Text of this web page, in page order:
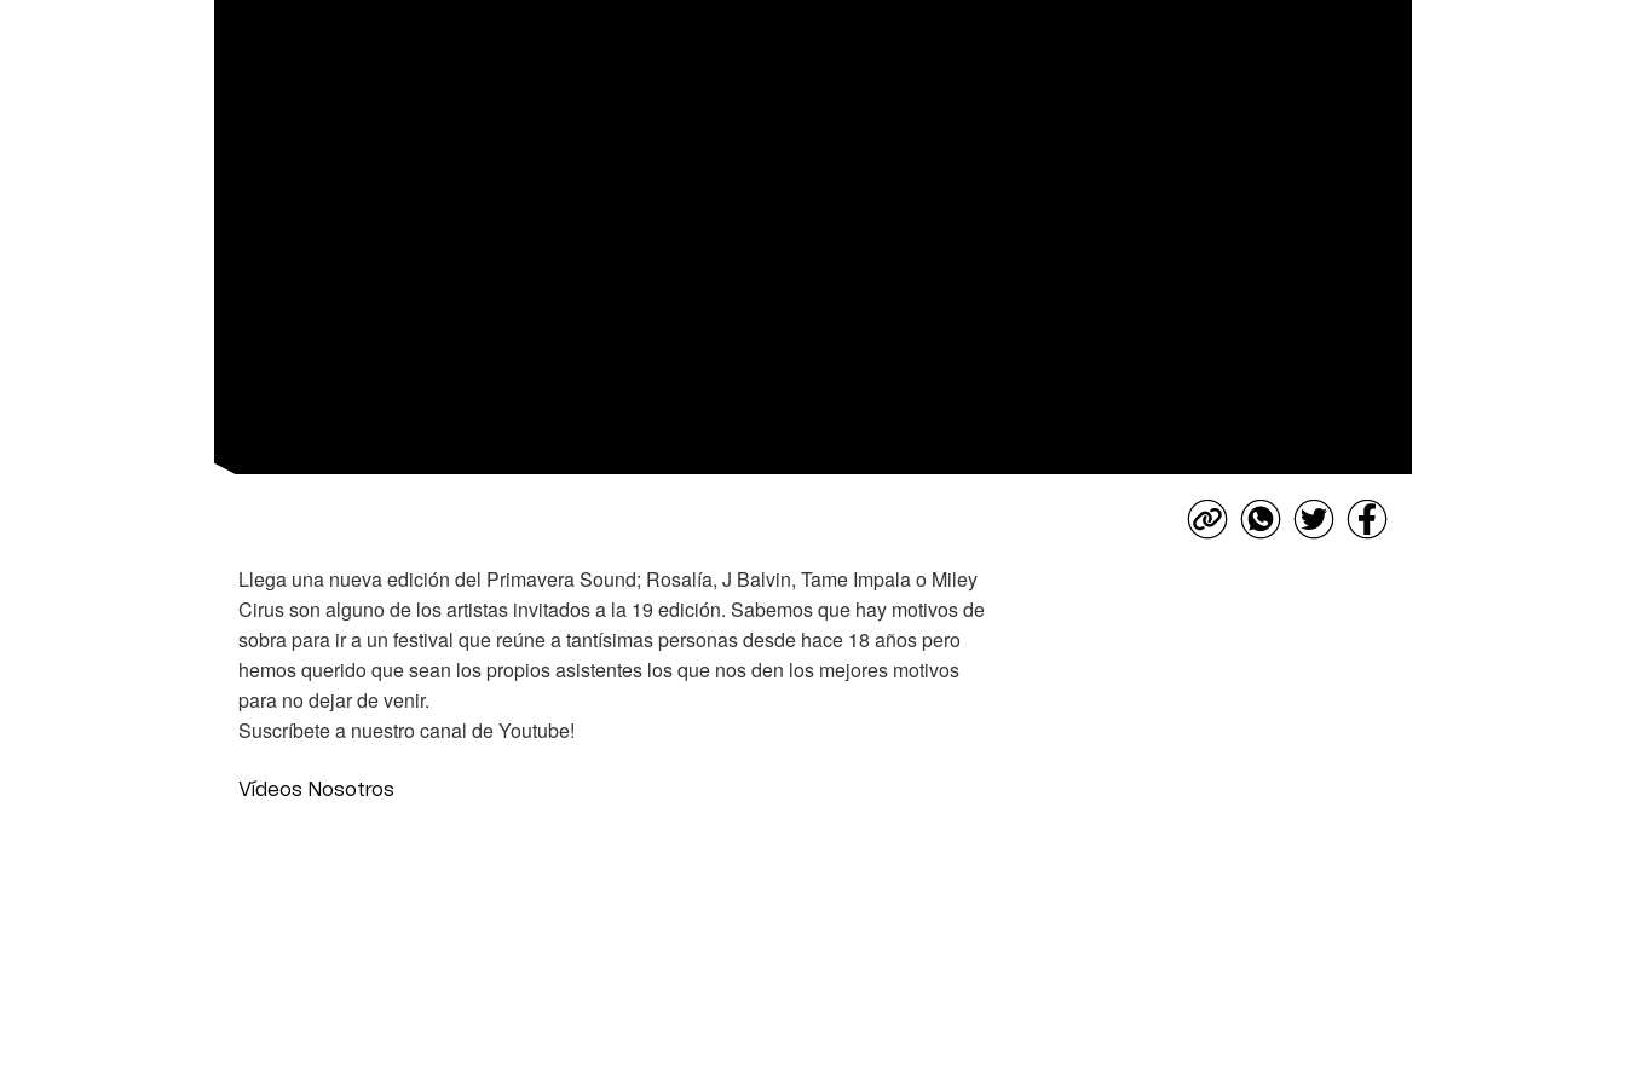
Llega una nueva edición del Primavera Sound; Rosalía, J Balvin, Tame Impala o Miley
Cirus son alguno de los artistas invitados a la 19 edición. Sabemos que hay motivos de
sobra para ir a un festival que reúne a tantísimas personas desde hace 18 años pero
hemos querido que sean los propios asistentes los que nos den los mejores motivos
para no dejar de venir.
Suscríbete a nuestro canal de Youtube!
Vídeos Nosotros